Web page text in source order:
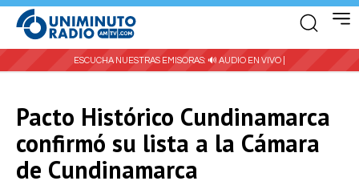
ESCUCHA NUESTRAS EMISORAS: 🔊 AUDIO EN VIVO |
Pacto Histórico Cundinamarca
confirmó su lista a la Cámara
de Cundinamarca